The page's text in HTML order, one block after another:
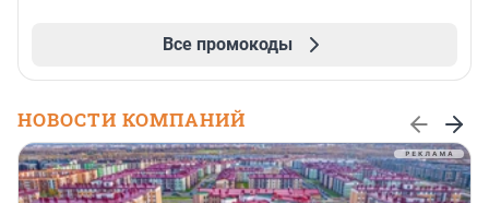
Все промокоды
НОВОСТИ КОМПАНИЙ